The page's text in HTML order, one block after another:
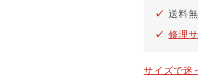
送料
修理
サイズで迷